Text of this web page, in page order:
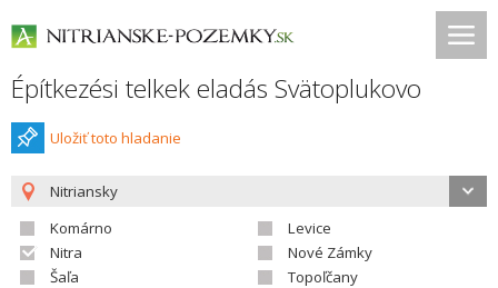
Építkezési telkek eladás Svätoplukovo
Uložiť toto hladanie
Nitriansky
Komárno
Levice
Nitra
Nové Zámky
Šaľa
Topoľčany